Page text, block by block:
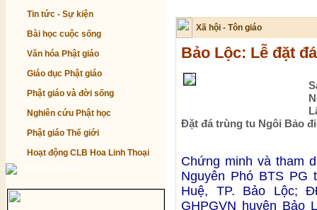
Tin tức - Sự kiện
Bài học cuộc sống
Văn hóa Phật giáo
Giáo dục Phật giáo
Phật giáo và đời sống
Nghiên cứu Phật học
Phật giáo Thế giới
Hoạt động CLB Hoa Linh Thoại
Xã hội - Tôn giáo
Bảo Lộc: Lễ đặt
Đặt đá trùng tu Ngôi Bảo
Chứng minh và tham
Nguyên Phó BTS PG
Huệ, TP. Bảo Lộc;
GHPGVN huyện Bảo